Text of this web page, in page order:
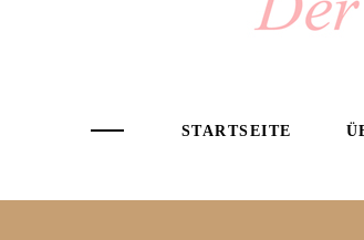
STARTSEITE